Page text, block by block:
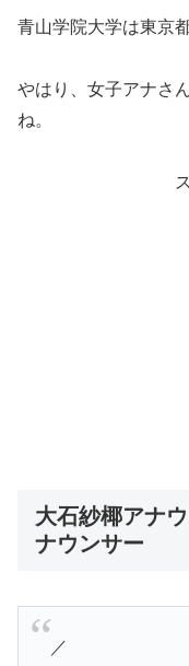
青山学院大学は東京
やはり、女子アナさ
ね。
大石紗椰アナ
ナウンサー
／